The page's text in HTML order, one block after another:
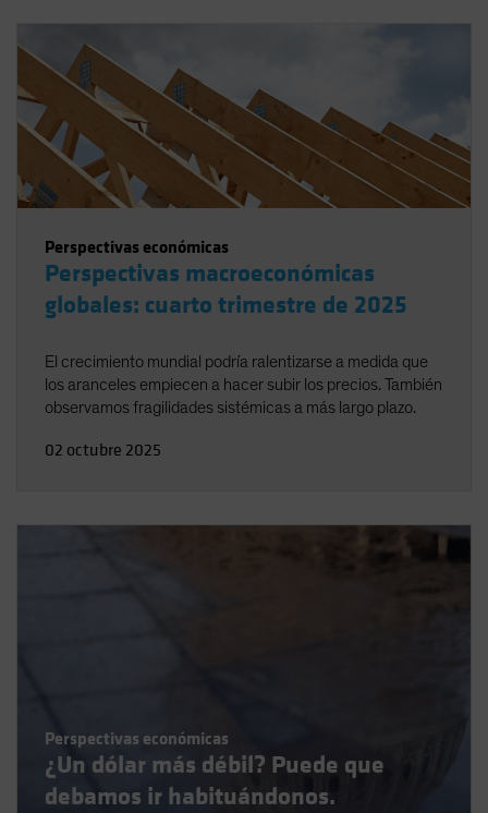
Perspectivas económicas
Perspectivas macroeconómicas
globales: cuarto trimestre de 2025
El crecimiento mundial podría ralentizarse a medida que
los aranceles empiecen a hacer subir los precios. También
observamos fragilidades sistémicas a más largo plazo.
02 octubre 2025
Perspectivas económicas
¿Un dólar más débil? Puede que
debamos ir habituándonos.